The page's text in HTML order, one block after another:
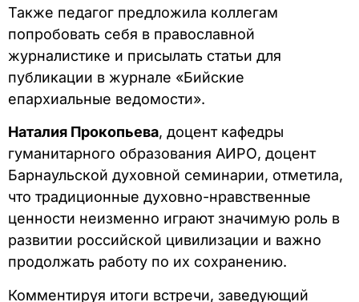
Также педагог предложила коллегам
попробовать себя в православной
журналистике и присылать статьи для
публикации в журнале «Бийские
епархиальные ведомости».
Наталия Прокопьева, доцент кафедры
гуманитарного образования АИРО, доцент
Барнаульской духовной семинарии, отметила,
что традиционные духовно-нравственные
ценности неизменно играют значимую роль в
развитии российской цивилизации и важно
продолжать работу по их сохранению.
Комментируя итоги встречи, заведующий